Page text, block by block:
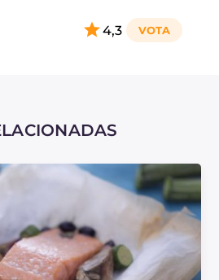
em cubos como
por exemplo, ou
entre o salmão de criação
tem a carne mais magra e
salmão é um dos peixes
3?
4,3